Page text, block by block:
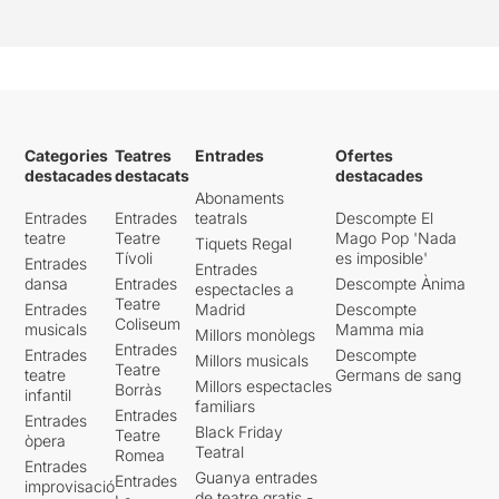
Categories
destacades
Entrades
teatre
Entrades
dansa
Entrades
musicals
Entrades
teatre
infantil
Entrades
òpera
Entrades
improvisació
Teatres
destacats
Entrades
Teatre
Tívoli
Entrades
Teatre
Coliseum
Entrades
Teatre
Borràs
Entrades
Teatre
Romea
Entrades
Entrades
Abonaments
teatrals
Tiquets Regal
Entrades
espectacles a
Madrid
Millors monòlegs
Millors musicals
Millors espectacles
familiars
Black Friday
Teatral
Guanya entrades
Ofertes
destacades
Descompte El
Mago Pop 'Nada
es imposible'
Descompte Ànima
Descompte
Mamma mia
Descompte
Germans de sang